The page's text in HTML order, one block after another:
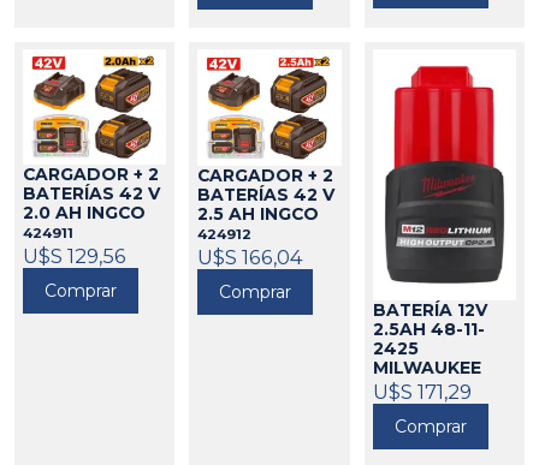
CARGADOR + 2
BATERÍAS 42 V
2.0 AH INGCO
424911
U$S 129,56
Comprar
CARGADOR + 2
BATERÍAS 42 V
2.5 AH INGCO
424912
U$S 166,04
Comprar
BATERÍA 12V
2.5AH 48-11-
2425
MILWAUKEE
271043
U$S 171,29
Comprar